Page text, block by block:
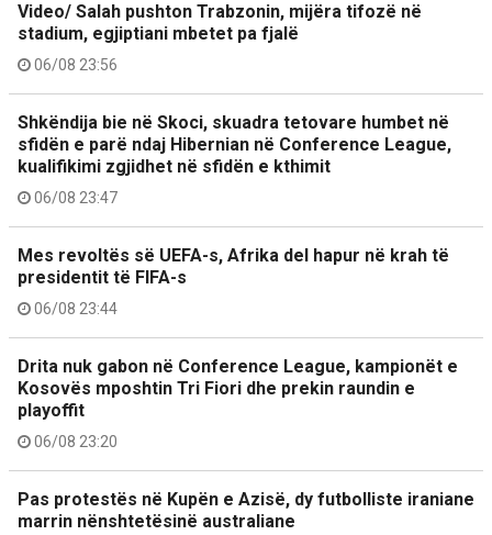
Video/ Salah pushton Trabzonin, mijëra tifozë në
stadium, egjiptiani mbetet pa fjalë
06/08 23:56
Shkëndija bie në Skoci, skuadra tetovare humbet në
sfidën e parë ndaj Hibernian në Conference League,
kualifikimi zgjidhet në sfidën e kthimit
06/08 23:47
Mes revoltës së UEFA-s, Afrika del hapur në krah të
presidentit të FIFA-s
06/08 23:44
Drita nuk gabon në Conference League, kampionët e
Kosovës mposhtin Tri Fiori dhe prekin raundin e
playoffit
06/08 23:20
Pas protestës në Kupën e Azisë, dy futbolliste iraniane
marrin nënshtetësinë australiane